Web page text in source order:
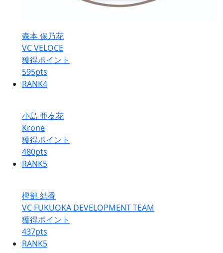
森本 保乃花
VC VELOCE
獲得ポイント
595pts
RANK4
小島 亜友花
Krone
獲得ポイント
480pts
RANK5
樫部 結香
VC FUKUOKA DEVELOPMENT TEAM
獲得ポイント
437pts
RANK5